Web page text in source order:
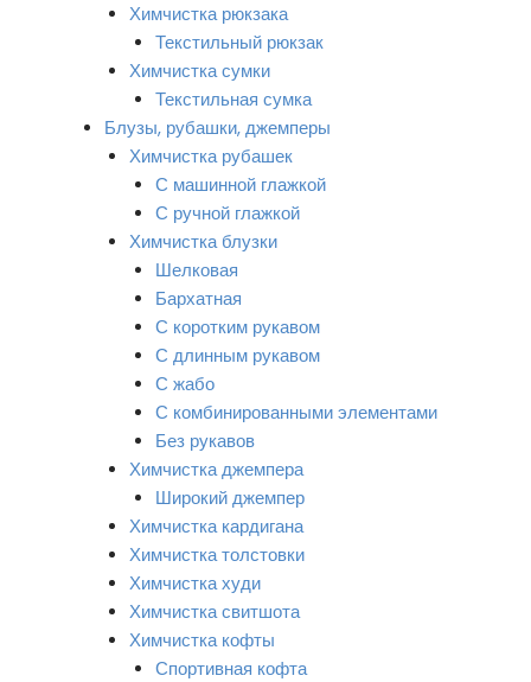
Химчистка рюкзака
Текстильный рюкзак
Химчистка сумки
Текстильная сумка
Блузы, рубашки, джемперы
Химчистка рубашек
С машинной глажкой
С ручной глажкой
Химчистка блузки
Шелковая
Бархатная
С коротким рукавом
С длинным рукавом
С жабо
С комбинированными элементами
Без рукавов
Химчистка джемпера
Широкий джемпер
Химчистка кардигана
Химчистка толстовки
Химчистка худи
Химчистка свитшота
Химчистка кофты
Спортивная кофта